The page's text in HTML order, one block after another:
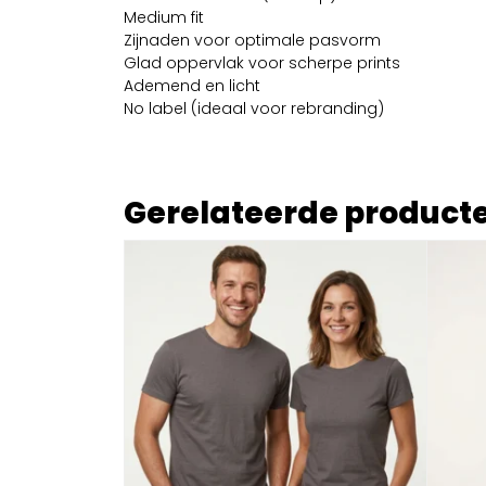
Medium fit
Zijnaden voor optimale pasvorm
Glad oppervlak voor scherpe prints
Ademend en licht
No label (ideaal voor rebranding)
Gerelateerde